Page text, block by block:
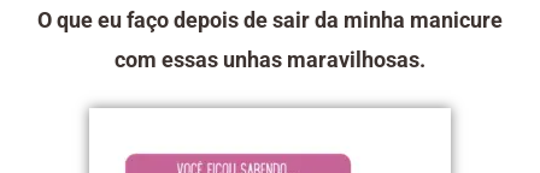
O que eu faço depois de sair da minha manicure
com essas unhas maravilhosas.